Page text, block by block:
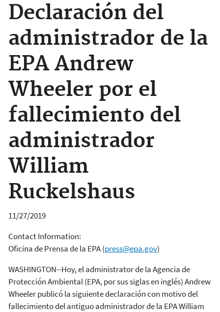
Declaración del
administrador de la
EPA Andrew
Wheeler por el
fallecimiento del
administrador
William
Ruckelshaus
11/27/2019
Contact Information:
Oficina de Prensa de la EPA(press@epa.gov)
WASHINGTON--Hoy, el administrator de la Agencia de
Protección Ambiental (EPA, por sus siglas en inglés) Andrew
Wheeler publicó la siguiente declaración con motivo del
fallecimiento del antiguo administrador de la EPA William